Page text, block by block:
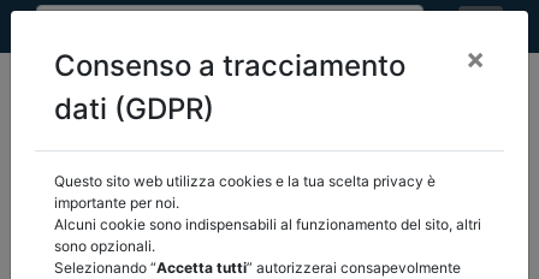
home pnrr italia domani - slide e relazioni/
torna indietro
Consenso a tracciamento
dati (GDPR)
×
Questo sito web utilizza cookies e la tua scelta privacy è
importante per noi.
Alcuni cookie sono indispensabili al funzionamento del sito, altri
sono opzionali.
Selezionando “Accetta tutti” autorizzerai consapevolmente